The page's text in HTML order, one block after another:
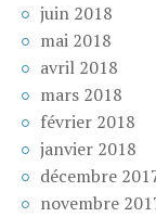
juin 2018
mai 2018
avril 2018
mars 2018
février 2018
janvier 2018
décembre
novembre